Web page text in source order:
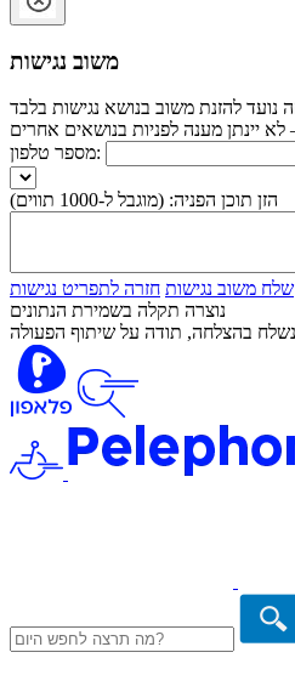
משוב נגישות
מספר טלפון:
הזן תוכן הפניה: (מוגבל ל-1000 תווים)
שלח משוב נגישות חזרה לתפריט נגישות
נוצרה תקלה בשמירת הנתונים